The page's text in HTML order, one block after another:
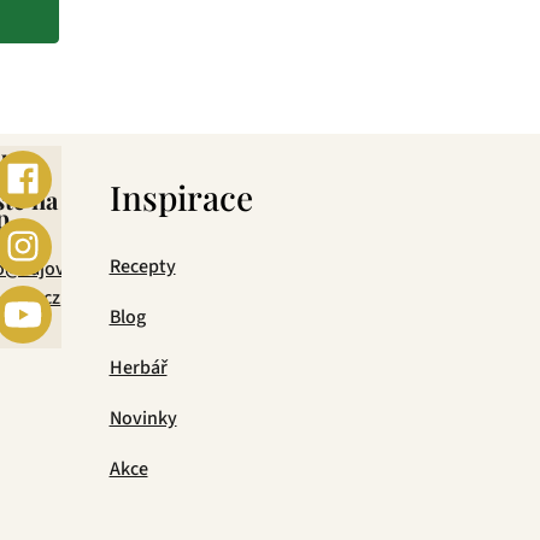
na
Inspirace
Recepty
Blog
Herbář
Novinky
Akce